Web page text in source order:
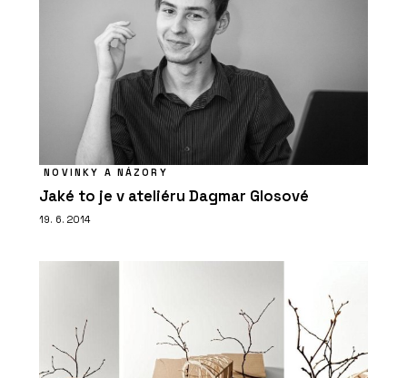
NOVINKY A NÁZORY
Jaké to je v ateliéru Dagmar Glosové
19. 6. 2014